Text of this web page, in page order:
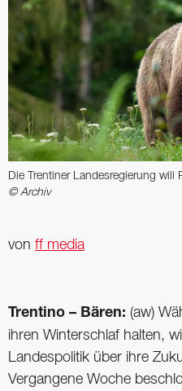
Die Trentiner Landesregierung will
© Archiv
von ff media
Trentino – Bären: (aw)
ihren Winterschlaf halten,
Landespolitik über ihre
Vergangene Woche